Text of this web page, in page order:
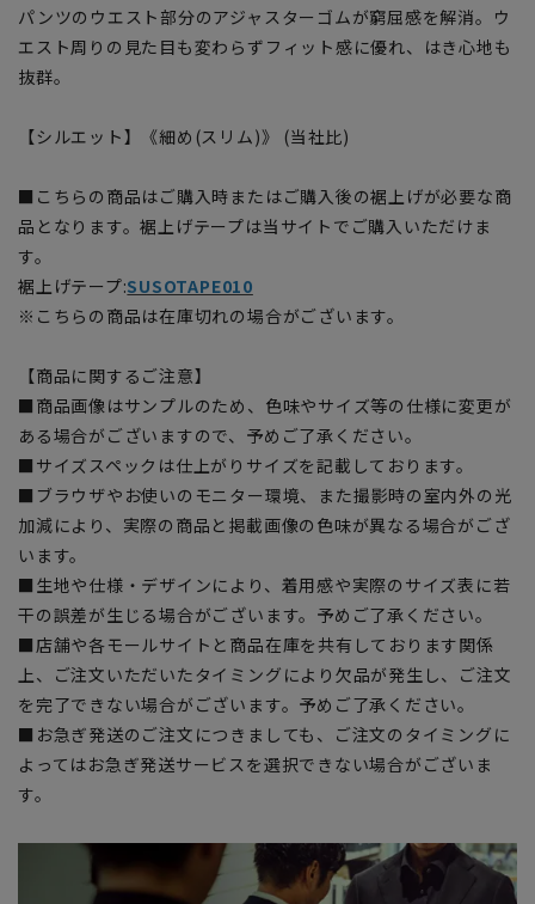
パンツのウエスト部分のアジャスターゴムが窮屈感を解消。ウ
エスト周りの見た目も変わらずフィット感に優れ、はき心地も
抜群。
【シルエット】《細め(スリム)》 (当社比)
■こちらの商品はご購入時またはご購入後の裾上げが必要な商
品となります。裾上げテープは当サイトでご購入いただけま
す。
裾上げテープ:SUSOTAPE010
※こちらの商品は在庫切れの場合がございます。
【商品に関するご注意】
■商品画像はサンプルのため、色味やサイズ等の仕様に変更が
ある場合がございますので、予めご了承ください。
■サイズスペックは仕上がりサイズを記載しております。
■ブラウザやお使いのモニター環境、また撮影時の室内外の光
加減により、実際の商品と掲載画像の色味が異なる場合がござ
います。
■生地や仕様・デザインにより、着用感や実際のサイズ表に若
干の誤差が生じる場合がございます。予めご了承ください。
■店舗や各モールサイトと商品在庫を共有しております関係
上、ご注文いただいたタイミングにより欠品が発生し、ご注文
を完了できない場合がございます。予めご了承ください。
■お急ぎ発送のご注文につきましても、ご注文のタイミングに
よってはお急ぎ発送サービスを選択できない場合がございま
す。